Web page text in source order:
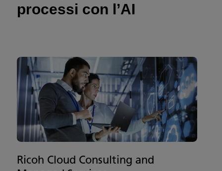
processi con l’AI
Ricoh Cloud Consulting and